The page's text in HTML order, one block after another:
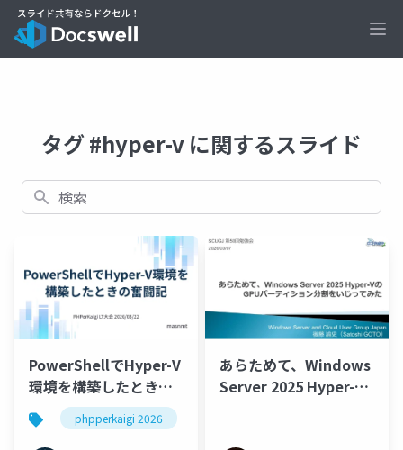
タグ #hyper-v に関するスライド
検索
PowerShellでHyper-V
環境を構築したときの
奮闘記phpperkaigi 2026
あらためて、Windows
Server 2025 Hyper-V